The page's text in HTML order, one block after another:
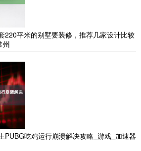
220平米的别墅要装修，推荐几家设计比较
州
PUBG吃鸡运行崩溃解决攻略_游戏_加速器